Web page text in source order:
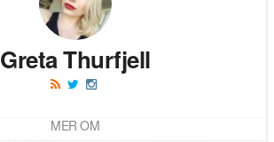
Greta Thurfjell
MER OM